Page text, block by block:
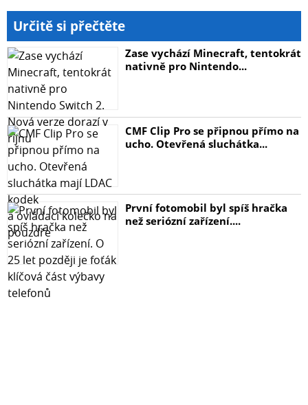
Určitě si přečtěte
Zase vychází Minecraft, tentokrát
nativně pro Nintendo...
CMF Clip Pro se připnou přímo na
ucho. Otevřená sluchátka...
První fotomobil byl spíš hračka
než seriózní zařízení....